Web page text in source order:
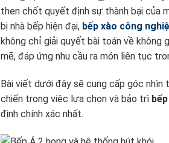
then chốt quyết định sự thành bại của
bị nhà bếp hiện đại, bếp xào công
không chỉ giải quyết bài toán về không
mẽ, đáp ứng nhu cầu ra món liên tục
Bài viết dưới đây sẽ cung cấp góc nhìn
chiến trong việc lựa chọn và bảo trì
định chính xác nhất.